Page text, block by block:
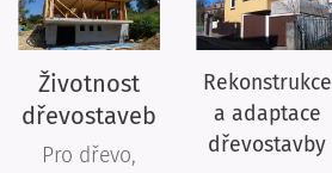
Životnost
dřevostaveb
Pro dřevo,
Rekonstrukce
a adaptace
dřevostavby